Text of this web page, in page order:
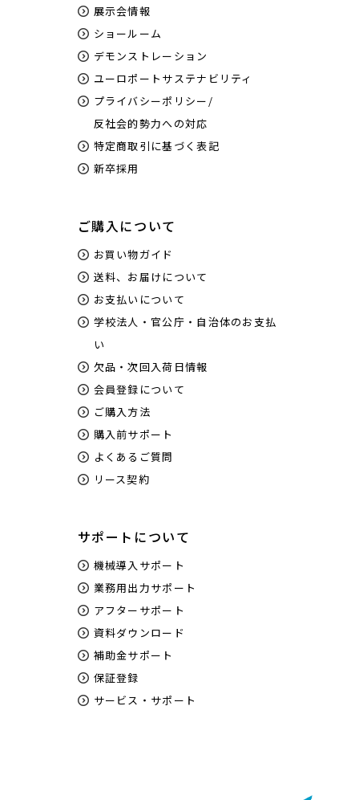
展示会情報
ショールーム
デモンストレーション
ユーロポートサステナビリティ
プライバシーポリシー/
反社会的勢力への対応
特定商取引に基づく表記
新卒採用
ご購入について
お買い物ガイド
送料、お届けについて
お支払いについて
学校法人・官公庁・自治体のお支払
い
欠品・次回入荷日情報
会員登録について
ご購入方法
購入前サポート
よくあるご質問
リース契約
サポートについて
機械導入サポート
業務用出力サポート
アフターサポート
資料ダウンロード
補助金サポート
保証登録
サービス・サポート